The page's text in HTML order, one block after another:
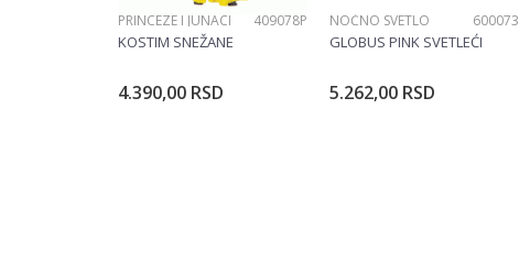
PRINCEZE I JUNACI 409078P
KOSTIM SNEŽANE
4.390,00 RSD
NOĆNO SVETLO 600073
GLOBUS PINK SVETLEĆI
5.262,00 RSD